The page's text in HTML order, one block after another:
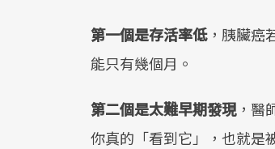
第一個是存活率低，胰臟癌
能只有幾個月。
第二個是太難早期發現，醫
你真的「看到它」，也就是